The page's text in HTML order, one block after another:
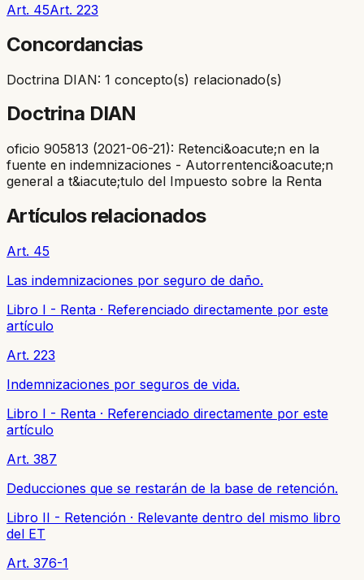
Art. 45Art. 223
Concordancias
Doctrina DIAN: 1 concepto(s) relacionado(s)
Doctrina DIAN
oficio 905813 (2021-06-21): Retenci&oacute;n en la
fuente en indemnizaciones - Autorrentenci&oacute;n
general a t&iacute;tulo del Impuesto sobre la Renta
Artículos relacionados
Art. 45
Las indemnizaciones por seguro de daño.
Libro I - Renta · Referenciado directamente por este
artículo
Art. 223
Indemnizaciones por seguros de vida.
Libro I - Renta · Referenciado directamente por este
artículo
Art. 387
Deducciones que se restarán de la base de retención.
Libro II - Retención · Relevante dentro del mismo libro
del ET
Art. 376-1